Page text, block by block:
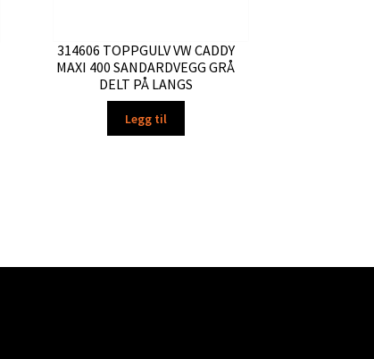
314606 TOPPGULV VW CADDY
MAXI 400 SANDARDVEGG GRÅ
DELT PÅ LANGS
Legg til